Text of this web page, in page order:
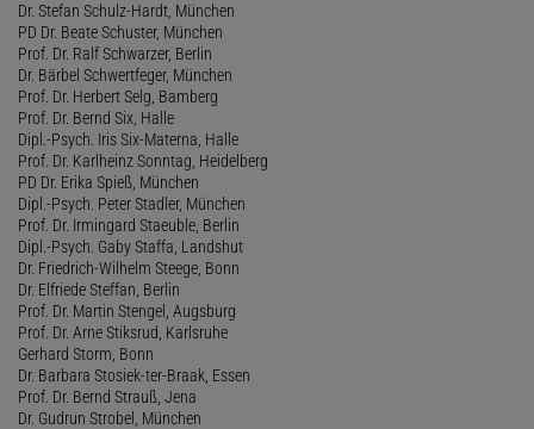
Dr. Stefan Schulz-Hardt, München
PD Dr. Beate Schuster, München
Prof. Dr. Ralf Schwarzer, Berlin
Dr. Bärbel Schwertfeger, München
Prof. Dr. Herbert Selg, Bamberg
Prof. Dr. Bernd Six, Halle
Dipl.-Psych. Iris Six-Materna, Halle
Prof. Dr. Karlheinz Sonntag, Heidelberg
PD Dr. Erika Spieß, München
Dipl.-Psych. Peter Stadler, München
Prof. Dr. Irmingard Staeuble, Berlin
Dipl.-Psych. Gaby Staffa, Landshut
Dr. Friedrich-Wilhelm Steege, Bonn
Dr. Elfriede Steffan, Berlin
Prof. Dr. Martin Stengel, Augsburg
Prof. Dr. Arne Stiksrud, Karlsruhe
Gerhard Storm, Bonn
Dr. Barbara Stosiek-ter-Braak, Essen
Prof. Dr. Bernd Strauß, Jena
Dr. Gudrun Strobel, München